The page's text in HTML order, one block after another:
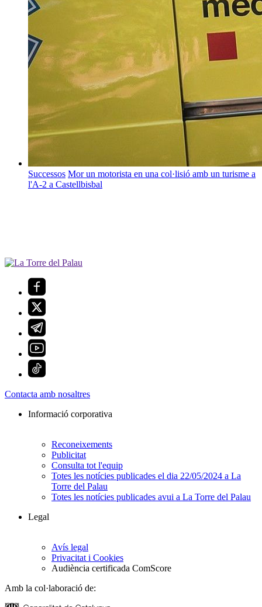
Successos Mor un motorista en una col·lisió amb un turisme a
l'A-2 a Castellbisbal
Contacta amb nosaltres
Informació corporativa
Reconeixements
Publicitat
Consulta tot l'equip
Totes les notícies publicades el dia 22/05/2024 a La
Torre del Palau
Totes les notícies publicades avui a La Torre del Palau
Legal
Avís legal
Privacitat i Cookies
Audiència certificada ComScore
Amb la col·laboració de: